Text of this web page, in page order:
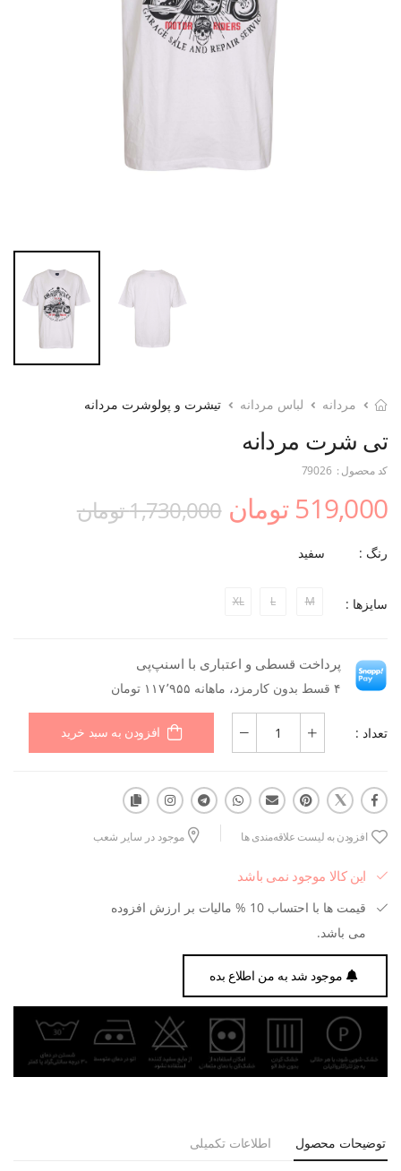
مردانه لباس مردانه تیشرت و پولوشرت مردانه
تی شرت مردانه
کد محصول : 79026
519,000 تومان 1,730,000 تومان
رنگ : سفید
سایزها : M
L
XL
پرداخت قسطی و اعتباری با اسنپ‌پی
۴ قسط بدون کارمزد، ماهانه ۱۱۷٬۹۵۵ تومان
تعداد : افزودن به سبد خرید
افزودن به لیست علاقه‌مندی ها موجود در سایر شعب
این کالا موجود نمی باشد
قیمت ها با احتساب 10 % مالیات بر ارزش افزوده
می باشد.
موجود شد به من اطلاع بده
توضیحات محصول اطلاعات تکمیلی